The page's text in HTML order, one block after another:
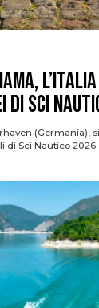
di Sci
(Germania),
Sci Nautico 2026.